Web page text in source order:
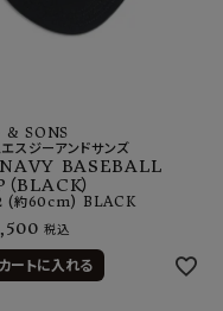
& SONS
スジーアンドサンズ
BASEBALL
BLACK）
(約60cm) BLACK
税込
カートに入れる